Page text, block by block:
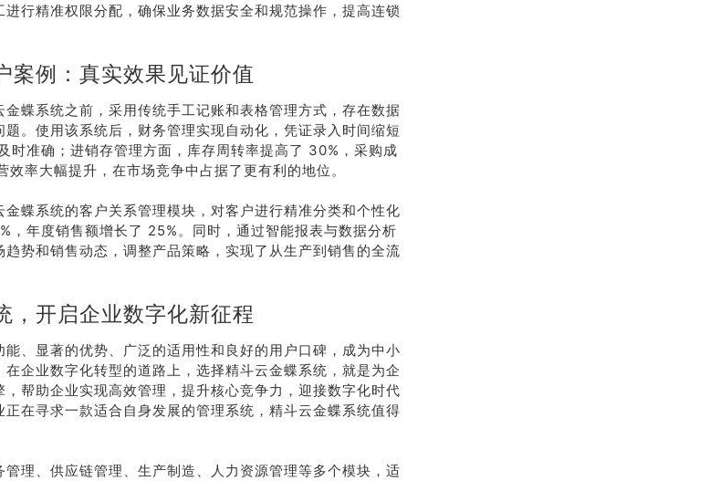
行精准权限分配，确保业务数据安全和规范操作，提高连锁
案例：真实效果见证价值
蝶系统之前，采用传统手工记账和表格管理方式，存在数据
。使用该系统后，财务管理实现自动化，凭证录入时间缩短
时准确；进销存管理方面，库存周转率提高了 30%，采购成
率大幅提升，在市场竞争中占据了更有利的地位。
蝶系统的客户关系管理模块，对客户进行精准分类和个性化
，年度销售额增长了 25%。同时，通过智能报表与数据分析
势和销售动态，调整产品策略，实现了从生产到销售的全流
，开启企业数字化新征程
、显著的优势、广泛的适用性和良好的用户口碑，成为中小
企业数字化转型的道路上，选择精斗云金蝶系统，就是为企
帮助企业实现高效管理，提升核心竞争力，迎接数字化时代
在寻求一款适合自身发展的管理系统，精斗云金蝶系统值得
理、供应链管理、生产制造、人力资源管理等多个模块，适